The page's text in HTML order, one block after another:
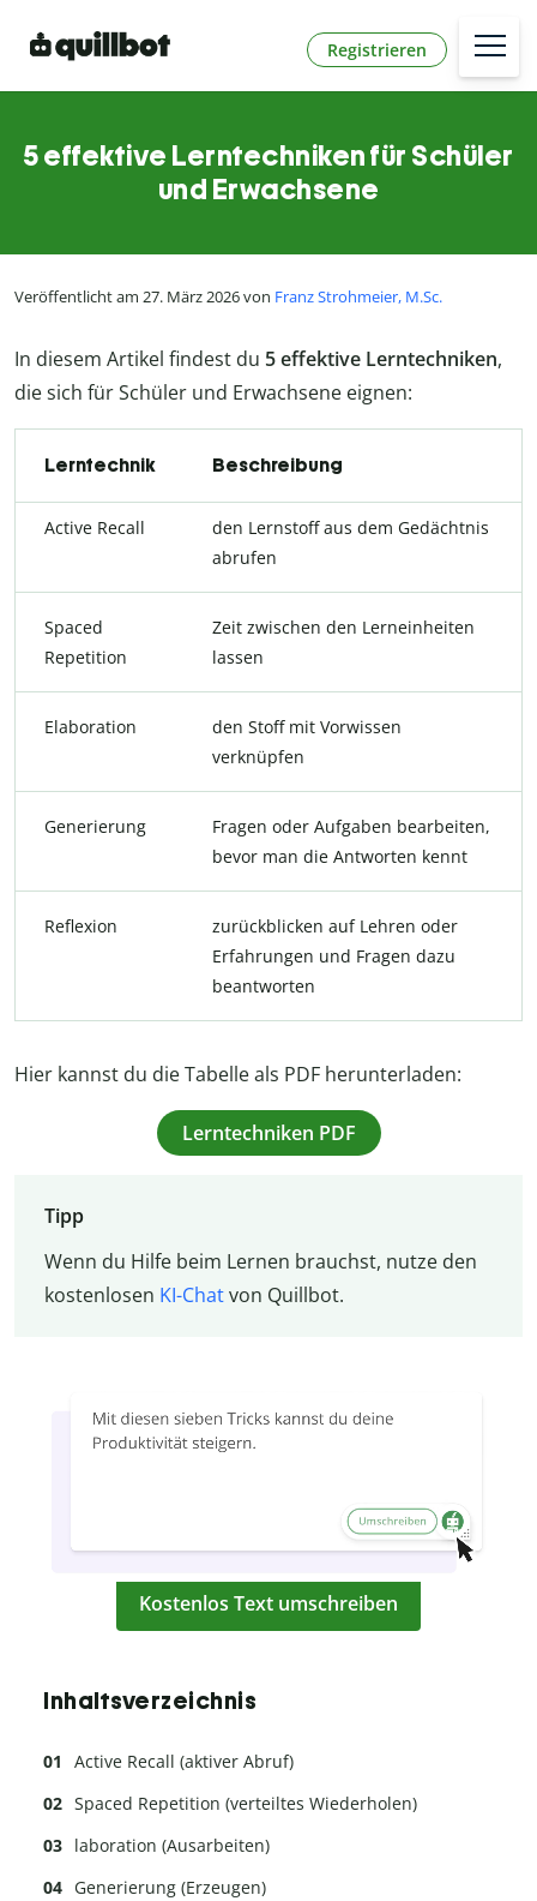
Registrieren
5 effektive Lerntechniken für Schüler
und Erwachsene
Veröffentlicht am 27. März 2026 von Franz Strohmeier, M.Sc.
In diesem Artikel findest du 5 effektive Lerntechniken,
die sich für Schüler und Erwachsene eignen:
Lerntechnik Beschreibung
Active Recall
den Lernstoff aus dem Gedächtnis
abrufen
Spaced
Repetition
Zeit zwischen den Lerneinheiten
lassen
Elaboration
den Stoff mit Vorwissen
verknüpfen
Generierung
Fragen oder Aufgaben bearbeiten,
bevor man die Antworten kennt
Reflexion
zurückblicken auf Lehren oder
Erfahrungen und Fragen dazu
beantworten
Hier kannst du die Tabelle als PDF herunterladen:
Lerntechniken PDF
Tipp
Wenn du Hilfe beim Lernen brauchst, nutze den
kostenlosen KI-Chatvon Quillbot.
Kostenlos Text umschreiben
Inhaltsverzeichnis
Active Recall (aktiver Abruf)
Spaced Repetition (verteiltes Wiederholen)
laboration (Ausarbeiten)
Generierung (Erzeugen)